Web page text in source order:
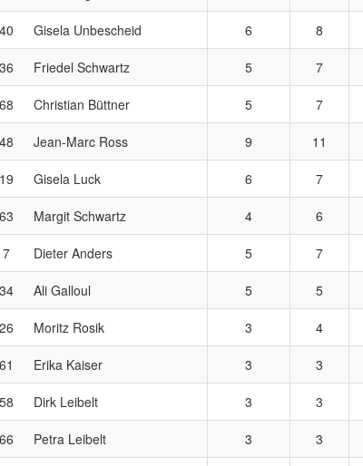
40 Gisela Unbescheid 6 8
36 Friedel Schwartz 5 7
68 Christian Büttner 5 7
48 Jean-Marc Ross 9 11
19 Gisela Luck 6 7
63 Margit Schwartz 4 6
7 Dieter Anders 5 7
34 Ali Galloul 5 5
26 Moritz Rosik 3 4
61 Erika Kaiser 3 3
58 Dirk Leibelt 3 3
66 Petra Leibelt 3 3